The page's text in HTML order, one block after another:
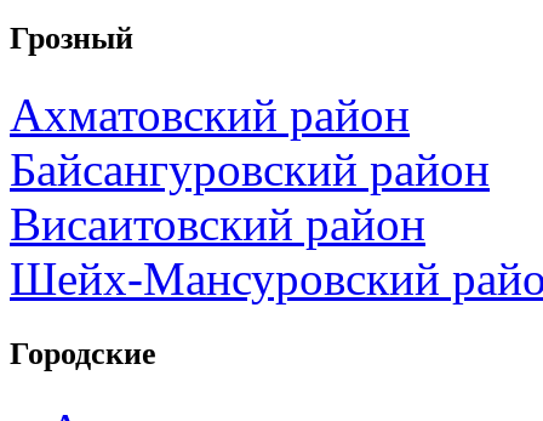
Грозный
Ахматовский район
Байсангуровский район
Висаитовский район
Шейх-Мансуровский
Городские